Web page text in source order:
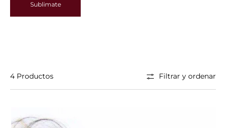
Sublimate
4 Productos Filtrar y ordenar